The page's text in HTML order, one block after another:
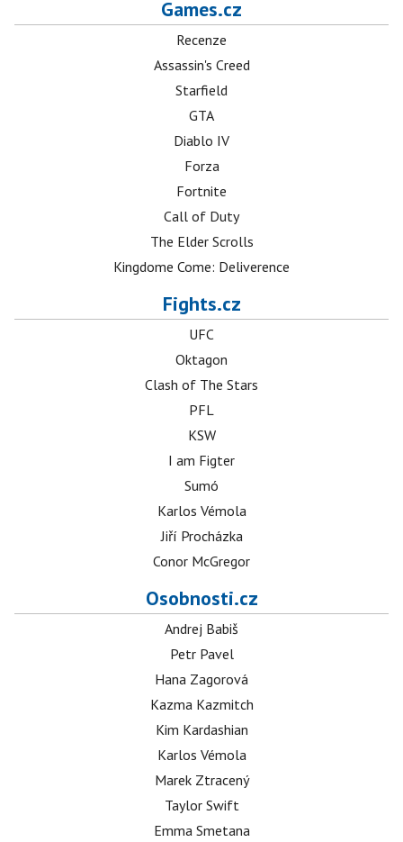
Games.cz
Recenze
Assassin's Creed
Starfield
GTA
Diablo IV
Forza
Fortnite
Call of Duty
The Elder Scrolls
Kingdome Come: Deliverence
Fights.cz
UFC
Oktagon
Clash of The Stars
PFL
KSW
I am Figter
Sumó
Karlos Vémola
Jiří Procházka
Conor McGregor
Osobnosti.cz
Andrej Babiš
Petr Pavel
Hana Zagorová
Kazma Kazmitch
Kim Kardashian
Karlos Vémola
Marek Ztracený
Taylor Swift
Emma Smetana